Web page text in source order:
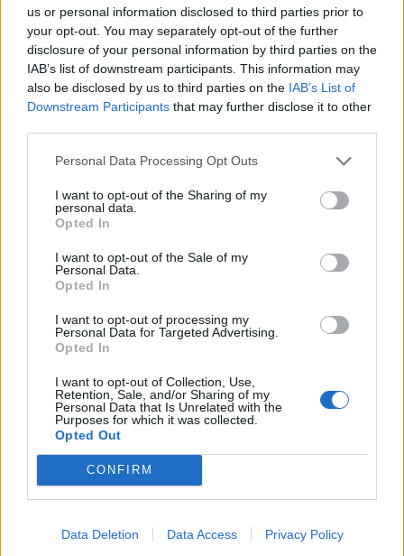
us or personal information disclosed to third parties prior to
your opt-out. You may separately opt-out of the further
disclosure of your personal information by third parties on the
IAB’s list of downstream participants. This information may
also be disclosed by us to third parties on the IAB’s List of
Downstream Participants that may further disclose it to other
Personal Data Processing Opt Outs
I want to opt-out of the Sharing of my
personal data.
Opted In
I want to opt-out of the Sale of my
Personal Data.
Opted In
I want to opt-out of processing my
Personal Data for Targeted Advertising.
Opted In
I want to opt-out of Collection, Use,
Retention, Sale, and/or Sharing of my
Personal Data that Is Unrelated with the
Purposes for which it was collected.
Opted Out
CONFIRM
Data Deletion Data Access Privacy Policy
Ακολουθήστε το Pink.gr στο Google Newsκαι
μάθετε πρώτοιτα πιο hot νέα.
Ακολουθήστε το Pink.gr και στοInstagram
ΔΙΑΦΗΜΙΣΗ